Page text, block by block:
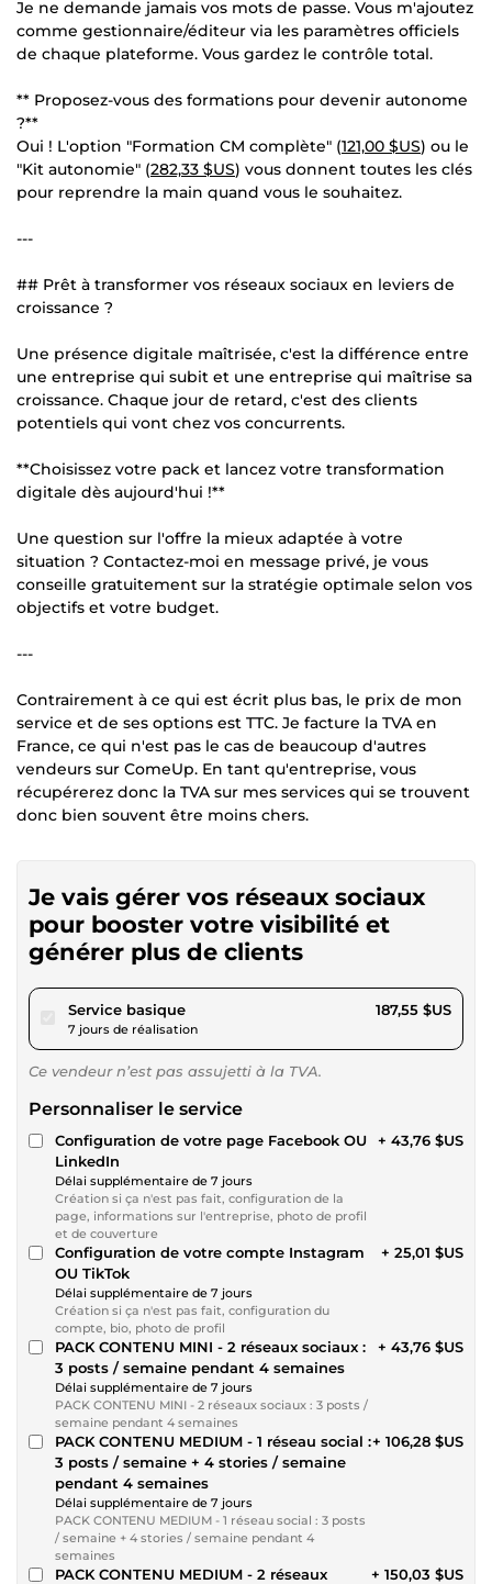
Je ne demande jamais vos mots de passe. Vous m'ajoutez
comme gestionnaire/éditeur via les paramètres officiels
de chaque plateforme. Vous gardez le contrôle total.
** Proposez-vous des formations pour devenir autonome
?**
Oui ! L'option "Formation CM complète" (121,00 $US) ou le
"Kit autonomie" (282,33 $US) vous donnent toutes les clés
pour reprendre la main quand vous le souhaitez.
---
## Prêt à transformer vos réseaux sociaux en leviers de
croissance ?
Une présence digitale maîtrisée, c'est la différence entre
une entreprise qui subit et une entreprise qui maîtrise sa
croissance. Chaque jour de retard, c'est des clients
potentiels qui vont chez vos concurrents.
**Choisissez votre pack et lancez votre transformation
digitale dès aujourd'hui !**
Une question sur l'offre la mieux adaptée à votre
situation ? Contactez-moi en message privé, je vous
conseille gratuitement sur la stratégie optimale selon vos
objectifs et votre budget.
---
Contrairement à ce qui est écrit plus bas, le prix de mon
service et de ses options est TTC. Je facture la TVA en
France, ce qui n'est pas le cas de beaucoup d'autres
vendeurs sur ComeUp. En tant qu'entreprise, vous
récupérerez donc la TVA sur mes services qui se trouvent
donc bien souvent être moins chers.
Je vais gérer vos réseaux sociaux
pour booster votre visibilité et
générer plus de clients
Service basiquepour 172,85 $US
7 jours de réalisation
187,55 $US
Ce vendeur n’est pas assujetti à la TVA.
Personnaliser le service
Configuration de votre page Facebook OU
LinkedIn
Délai supplémentaire de 7 jours
Création si ça n'est pas fait, configuration de la
page, informations sur l'entreprise, photo de profil
et de couverture
+ 43,76 $US
Configuration de votre compte Instagram
OU TikTok
Délai supplémentaire de 7 jours
Création si ça n'est pas fait, configuration du
compte, bio, photo de profil
+ 25,01 $US
PACK CONTENU MINI - 2 réseaux sociaux :
3 posts / semaine pendant 4 semaines
Délai supplémentaire de 7 jours
PACK CONTENU MINI - 2 réseaux sociaux : 3 posts /
semaine pendant 4 semaines
+ 43,76 $US
PACK CONTENU MEDIUM - 1 réseau social :
3 posts / semaine + 4 stories / semaine
pendant 4 semaines
Délai supplémentaire de 7 jours
PACK CONTENU MEDIUM - 1 réseau social : 3 posts
/ semaine + 4 stories / semaine pendant 4
semaines
+ 106,28 $US
PACK CONTENU MEDIUM - 2 réseaux
+ 150,03 $US